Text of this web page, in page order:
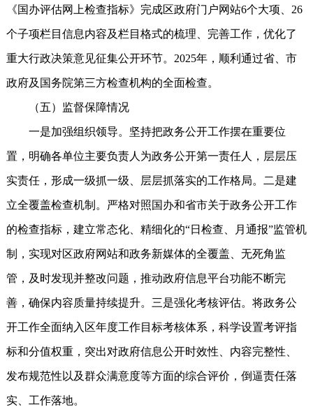
《国办评估网上检查指标》完成区政府门户网站6个大项、26
个子项栏目信息内容及栏目格式的梳理、完善工作，优化了
重大行政决策意见征集公开环节。2025年，顺利通过省、市
政府及国务院第三方检查机构的全面检查。
（五）监督保障情况
一是加强组织领导。坚持把政务公开工作摆在重要位
置，明确各单位主要负责人为政务公开第一责任人，层层压
实责任，形成一级抓一级、层层抓落实的工作格局。二是建
立全覆盖检查机制。严格对照国办和省市关于政务公开工作
的检查指标，建立常态化、精细化的“日检查、月通报”监管机
制，实现对区政府网站和政务新媒体的全覆盖、无死角监
管，及时发现并整改问题，推动政府信息平台功能不断完
善，确保内容质量持续提升。三是强化考核评估。将政务公
开工作全面纳入区年度工作目标考核体系，科学设置考评指
标和分值权重，突出对政府信息公开时效性、内容完整性、
发布规范性以及群众满意度等方面的综合评价，倒逼责任落
实、工作落地。